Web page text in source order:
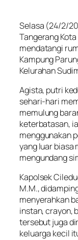
Selasa (24/2/
Tangerang
mendatangi
Kampung
Kelurahan
Agista, putri
sehari-hari
memulung
keterbatasan,
menggunakan
yang luar biasa
mengundang
Kapolsek
M.M.,
menyerahkan
instan, crayon,
tersebut juga
keluarga kecil